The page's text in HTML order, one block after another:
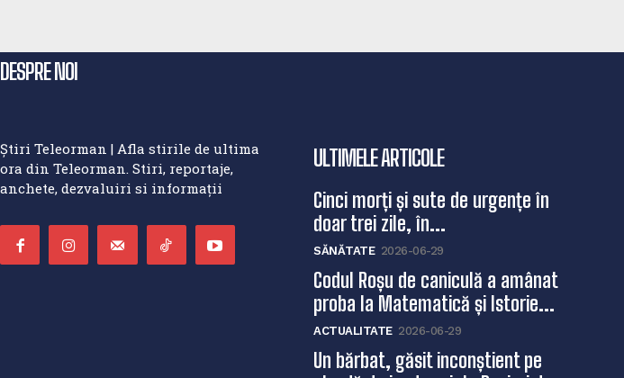
DESPRE NOI
Știri Teleorman | Afla stirile de ultima
ora din Teleorman. Stiri, reportaje,
anchete, dezvaluiri si informații
ULTIMELE ARTICOLE
Cinci morți și sute de urgențe în
doar trei zile, în...
SĂNĂTATE 2026-06-29
Codul Roșu de caniculă a amânat
proba la Matematică și Istorie...
ACTUALITATE 2026-06-29
Un bărbat, găsit inconștient pe